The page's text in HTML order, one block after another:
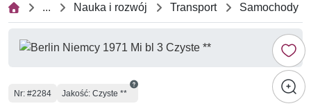
... Nauka i rozwój Transport Samochody
Numer
Nr: #2284 Jakość: Czyste **